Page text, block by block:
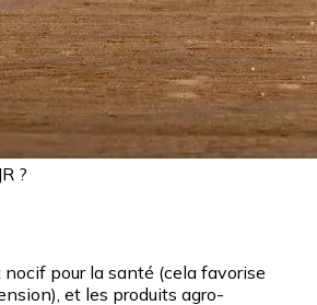
?
pour la santé (cela favorise
et les produits agro-